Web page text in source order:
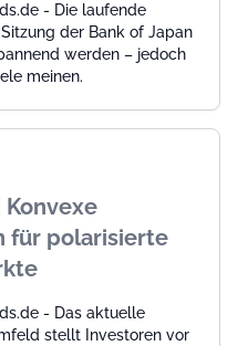
- Die laufende
der Bank of Japan
werden – jedoch
meinen.
Konvexe
für polarisierte
- Das aktuelle
stellt Investoren vor